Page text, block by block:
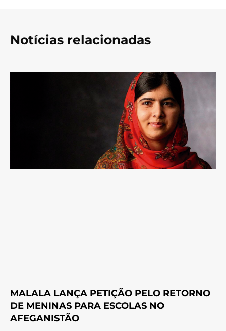
Notícias relacionadas
MALALA LANÇA PETIÇÃO PELO RETORNO
DE MENINAS PARA ESCOLAS NO
AFEGANISTÃO